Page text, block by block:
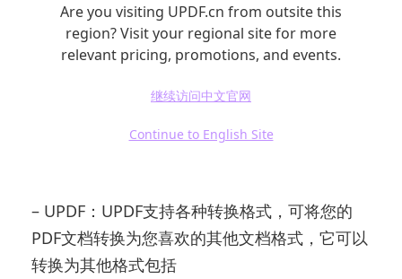
Are you visiting UPDF.cn from outsite this
region? Visit your regional site for more
relevant pricing, promotions, and events.
继续访问中文官网
Continue to English Site
其他可编辑格式，编辑完成后再转换回PDF格
式。这种方式将使得文字编辑变得更加简单。
– Adobe Acrobat：可以将PDF转换为Word文
– UPDF：UPDF支持各种转换格式，可将您的
PDF文档转换为您喜欢的其他文档格式，它可以
转换为其他格式包括